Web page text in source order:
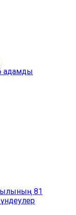
адамды
81